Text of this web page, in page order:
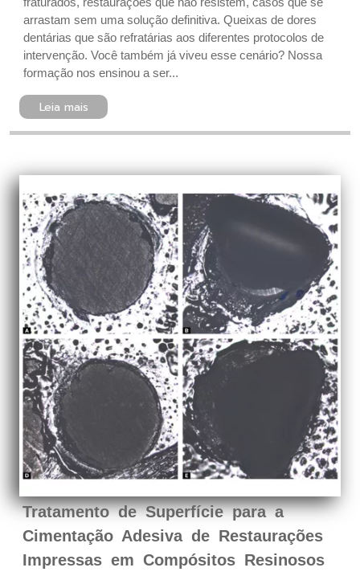
arrastam sem uma solução definitiva. Queixas de dores
dentárias que são refratárias aos diferentes protocolos de
intervenção. Você também já viveu esse cenário? Nossa
formação nos ensinou a ser...
Leia mais
Tratamento de Superfície para a
Cimentação Adesiva de Restaurações
Impressas em Compósitos Resinosos